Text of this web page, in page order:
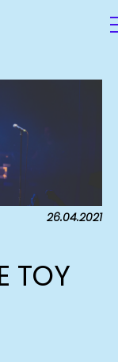
26.04.2021
TOY